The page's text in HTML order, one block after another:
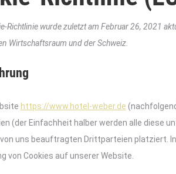
Richtlinie wurde zuletzt am Februar 26, 2021
Wirtschaftsraum und der Schweiz.
https://www.hotel-weber.de
(der Einfachheit halber werden alle diese
uns beauftragten Drittparteien platziert.
von Cookies auf unserer Website.